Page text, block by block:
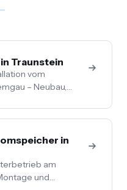
Traunstein
vom
– Neubau,
Hand. Festpreis
in
am
und